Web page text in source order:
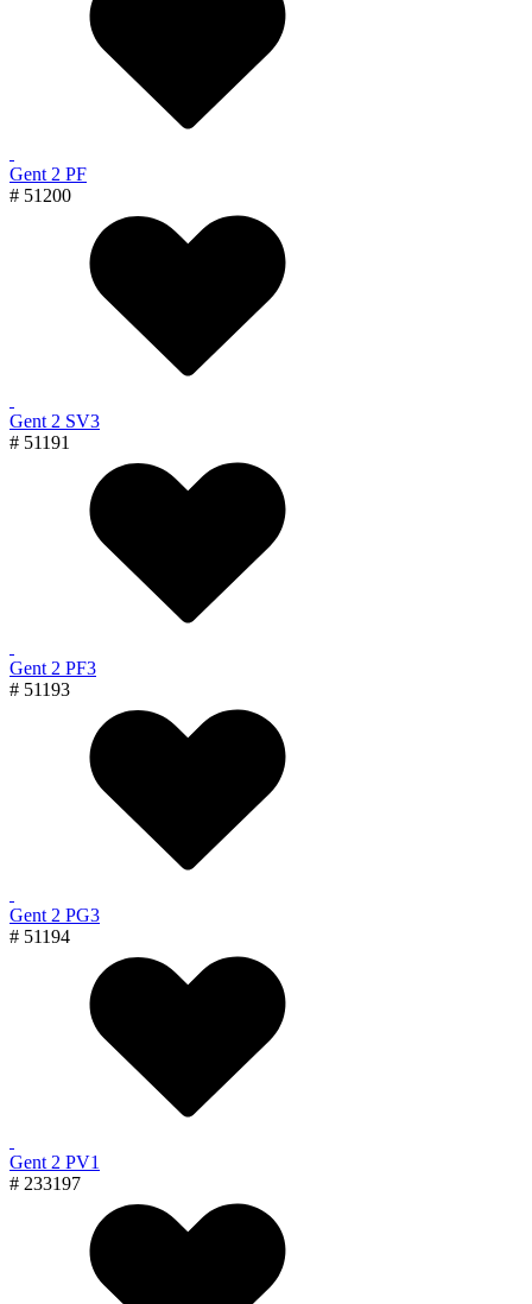
Gent 2 PF
# 51200
Gent 2 SV3
# 51191
Gent 2 PF3
# 51193
Gent 2 PG3
# 51194
Gent 2 PV1
# 233197